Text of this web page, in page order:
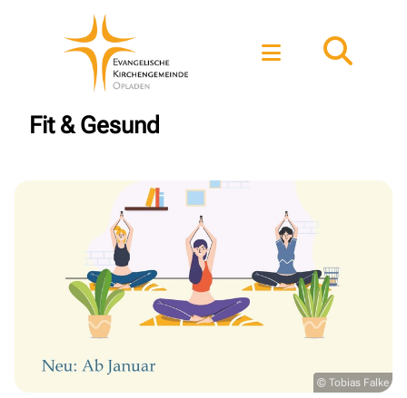
Fit & Gesund
© Tobias Falke